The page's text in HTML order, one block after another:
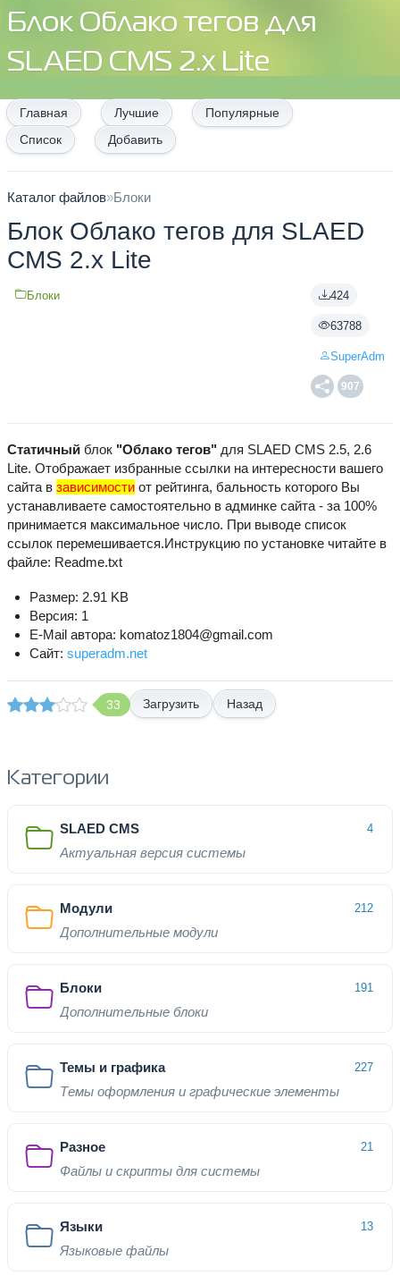
Блок Облако тегов для
SLAED CMS 2.x Lite
Главная Лучшие
Популярные
Список
Добавить
Каталог файлов»Блоки
Блок Облако тегов для SLAED
CMS 2.x Lite
424
63788
SuperAdm
907
Блоки
Статичный блок "Облако тегов" для SLAED CMS 2.5, 2.6
Lite. Отображает избранные ссылки на интересности вашего
сайта в зависимости от рейтинга, бальность которого Вы
устанавливаете самостоятельно в админке сайта - за 100%
принимается максимальное число. При выводе список
ссылок перемешивается.Инструкцию по установке читайте в
файле: Readme.txt
Размер: 2.91 KB
Версия: 1
E-Mail автора: komatoz1804@gmail.com
Сайт: superadm.net
33 Назад
Категории
SLAED CMS 4
Актуальная версия системы
Модули 212
Дополнительные модули
Блоки 191
Дополнительные блоки
Темы и графика 227
Темы оформления и графические элементы
Разное 21
Файлы и скрипты для системы
Языки 13
Языковые файлы